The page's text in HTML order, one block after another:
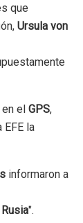
que
Ursula von
en el GPS,
EFE la
informaron a
Rusia".